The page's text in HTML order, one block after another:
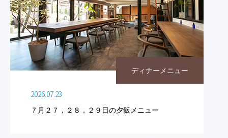
ディナーメニュー
2026.07.23
７月２７，２８，２９日の夕飯メニュー